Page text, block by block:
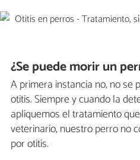
¿Se puede morir un
A primera instancia no, no se
otitis. Siempre y cuando la
apliquemos el tratamiento
veterinario, nuestro perro no
por otitis.